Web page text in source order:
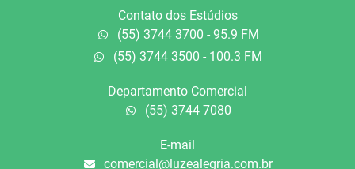
Contato dos Estúdios
(55) 3744 3700 - 95.9 FM
(55) 3744 3500 - 100.3 FM
Departamento Comercial
(55) 3744 7080
E-mail
comercial@luzealegria.com.br